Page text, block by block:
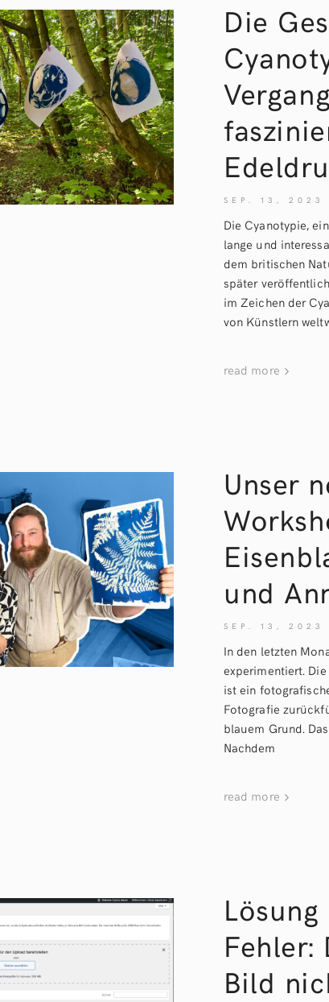
Die
SEP. 13, 2023
Die Cyanotypie,
lange und
dem britischen
später
im Zeichen der
von Künstlern
read more
Unser
und
SEP. 13, 2023
In den letzten
experimentiert.
ist ein
Fotografie
blauem Grund.
Nachdem
read more
Fehler:
Bild